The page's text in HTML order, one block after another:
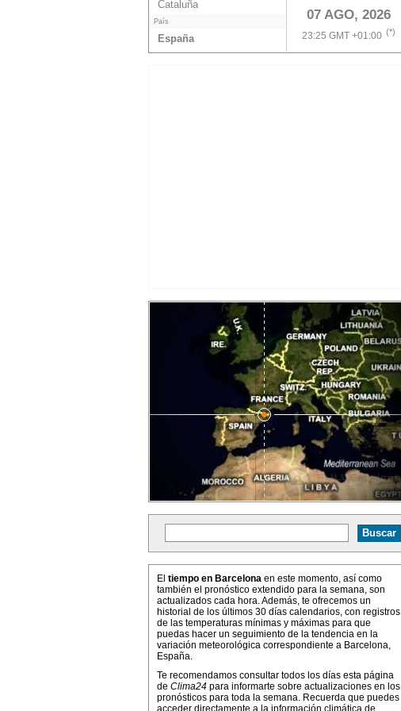
07 AGO, 2026
23:25 GMT +01:00 (*)
Cataluña
País
España
El tiempo en Barcelona en este momento, así como
también el pronóstico extendido para la semana, son
actualizados cada hora. Además, te ofrecemos un
historial de los últimos 30 días calendarios, con registros
de las temperaturas mínimas y máximas para que
puedas hacer un seguimiento de la tendencia en la
variación meteorológica correspondiente a Barcelona,
España.
Te recomendamos consultar todos los días esta página
de Clima24 para informarte sobre actualizaciones en los
pronósticos para toda la semana. Recuerda que puedes
acceder directamente a la información climática de